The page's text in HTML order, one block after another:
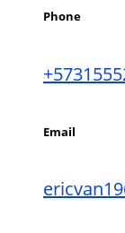
Phone
Email